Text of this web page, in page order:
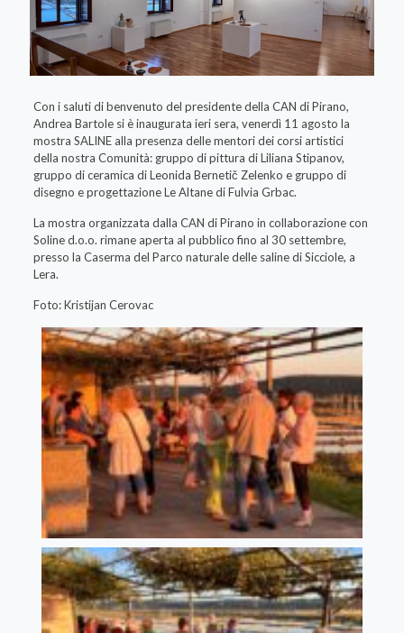
Con i saluti di benvenuto del presidente della CAN di Pirano,
Andrea Bartole si è inaugurata ieri sera, venerdì 11 agosto la
mostra SALINE alla presenza delle mentori dei corsi artistici
della nostra Comunità: gruppo di pittura di Liliana Stipanov,
gruppo di ceramica di Leonida Bernetič Zelenko e gruppo di
disegno e progettazione Le Altane di Fulvia Grbac.
La mostra organizzata dalla CAN di Pirano in collaborazione con
Soline d.o.o. rimane aperta al pubblico fino al 30 settembre,
presso la Caserma del Parco naturale delle saline di Sicciole, a
Lera.
Foto: Kristijan Cerovac